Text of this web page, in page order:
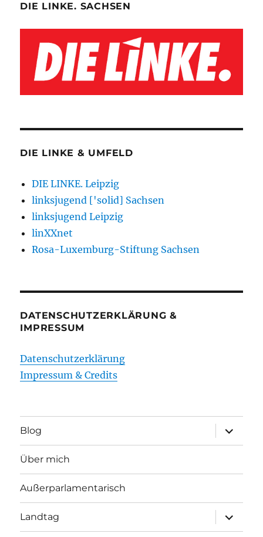
DIE LINKE. SACHSEN
DIE LINKE & UMFELD
DIE LINKE. Leipzig
linksjugend ['solid] Sachsen
linksjugend Leipzig
linXXnet
Rosa-Luxemburg-Stiftung Sachsen
DATENSCHUTZERKLÄRUNG &
IMPRESSUM
Datenschutzerklärung
Impressum & Credits
Blog
öffnen
Über mich
Außerparlamentarisch
Landtag
öffnen